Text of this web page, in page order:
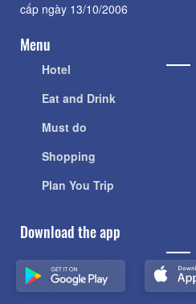
cấp ngày 13/10/2006
Menu
Hotel
Eat and Drink
Must do
Shopping
Plan You Trip
Download the app